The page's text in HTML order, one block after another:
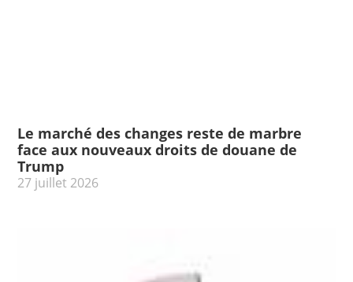
Le marché des changes reste de marbre
face aux nouveaux droits de douane de
Trump
27 juillet 2026